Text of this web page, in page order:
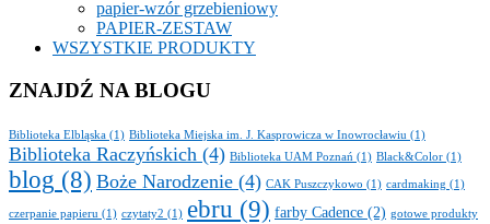
papier-wzór grzebieniowy
PAPIER-ZESTAW
WSZYSTKIE PRODUKTY
ZNAJDŹ NA BLOGU
Biblioteka Elbląska (1) Biblioteka Miejska im. J. Kasprowicza w Inowrocławiu (1)
Biblioteka Raczyńskich (4) Biblioteka UAM Poznań (1) Black&Color (1)
blog (8) Boże Narodzenie (4) CAK Puszczykowo (1) cardmaking (1)
czerpanie papieru (1) czytaty2 (1) ebru (9) farby Cadence (2) gotowe produkty